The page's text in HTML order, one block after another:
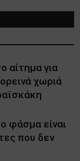
αίτημα για
χωριά
φάσμα είναι
που δεν